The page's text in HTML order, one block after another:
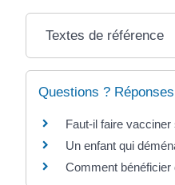
Textes de référence
Questions ?
Faut-il faire
Un enfant qui
Comment